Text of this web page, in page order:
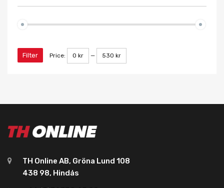
Filter Price: 0 kr — 530 kr
TH Online AB, Gröna Lund 108
438 98, Hindås